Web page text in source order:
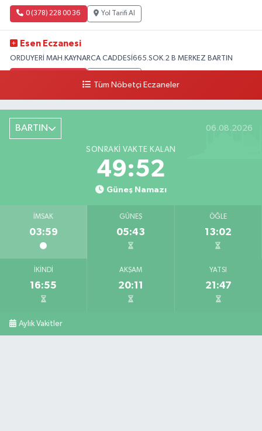
0 (378) 228 00 36 Yol Tarifi Al
Esen Eczanesi
ORDUYERİ MAH.KAYNARCA CADDESİ665.SOK.2 B MERKEZ BARTIN
Şiremirçavuş Mahallesi, Kırıkçı Zeliha Ana Sokak No:20 8 Merkez Bartın
0 (378) 227 85 45
Tüm Nöbetçi Eczaneler
BARTIN 06.08.2026
SONRAKI VAKTE KALAN
49:50
Güneş Namazı
İMSAK
03:59
GÜNEŞ
05:43
ÖĞLE
13:02
İKINDI
16:55
AKŞAM
20:11
YATSI
21:47
Aylık Vakitler